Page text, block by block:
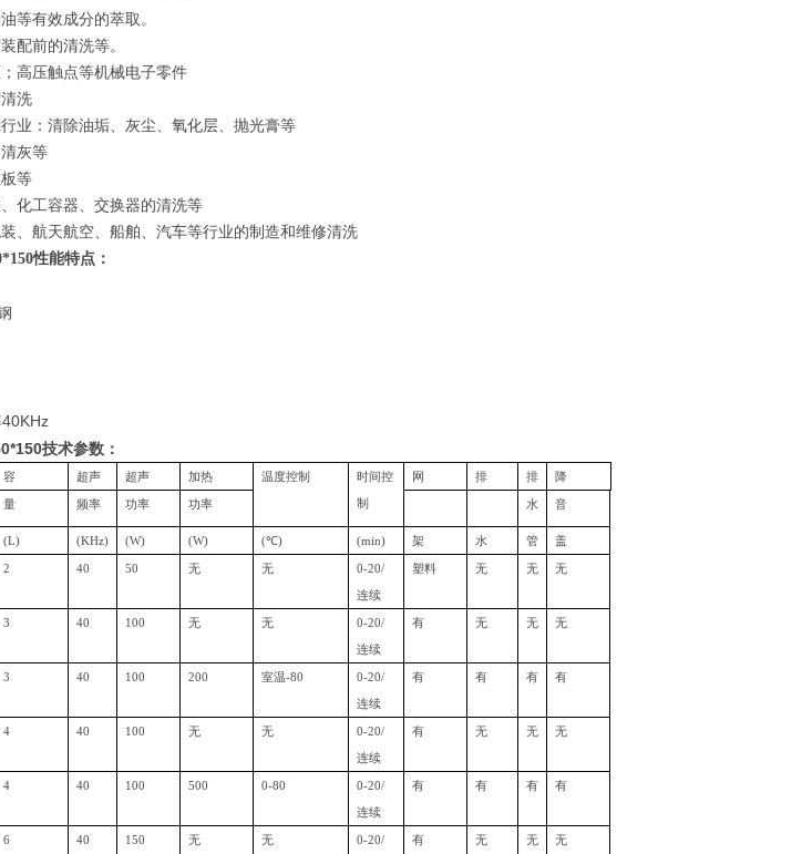
等有效成分的萃取。
配前的清洗等。
高压触点等机械电子零件
洗
业：清除油垢、灰尘、氧化层、抛光膏等
灰等
等
化工容器、交换器的清洗等
、航天航空、船舶、汽车等行业的制造和维修清洗
性能特点：
40KHz
技术参数：
容 超声 超声 加热 温度控制
时间控
制
网 排 排 降
量 频率 功率 功率 水 音
(L) (KHz) (W) (W) (℃) (min) 架 水 管 盖
2 40 50 无 无
0-20/
连续
塑料 无 无 无
3 40 100 无 无
0-20/
连续
有 无 无 无
3 40 100 200 室温-80
0-20/
连续
有 有 有 有
4 40 100 无 无
0-20/
连续
有 无 无 无
4 40 100 500 0-80
0-20/
连续
有 有 有 有
6 40 150 无 无
0-20/
有 无 无 无